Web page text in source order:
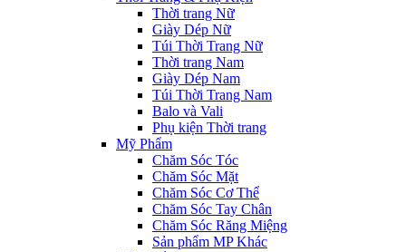
Thời trang Nữ
Giày Dép Nữ
Túi Thời Trang Nữ
Thời trang Nam
Giày Dép Nam
Túi Thời Trang Nam
Balo và Vali
Phụ kiện Thời trang
Mỹ Phẩm
Chăm Sóc Tóc
Chăm Sóc Mặt
Chăm Sóc Cơ Thể
Chăm Sóc Tay Chân
Chăm Sóc Răng Miệng
Sản phẩm MP Khác